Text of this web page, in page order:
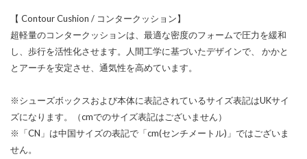
【 Contour Cushion / コンタークッション】
超軽量のコンタークッションは、最適な密度のフォームで圧力を緩和
し、歩行を活性化させます。人間工学に基づいたデザインで、 かかと
とアーチを安定させ、通気性を高めています。
※シューズボックスおよび本体に表記されているサイズ表記はUKサイ
ズになります。（cmでのサイズ表記はございません）
※「CN」は中国サイズの表記で「cm(センチメートル)」ではございま
せん。